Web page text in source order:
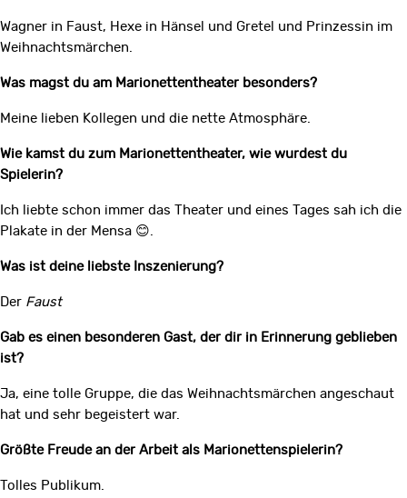
Wagner in Faust, Hexe in Hänsel und Gretel und Prinzessin im
Weihnachtsmärchen.
Was magst du am Marionettentheater besonders?
Meine lieben Kollegen und die nette Atmosphäre.
Wie kamst du zum Marionettentheater, wie wurdest du
Spielerin?
Ich liebte schon immer das Theater und eines Tages sah ich die
Plakate in der Mensa 😊.
Was ist deine liebste Inszenierung?
Der Faust
Gab es einen besonderen Gast, der dir in Erinnerung geblieben
ist?
Ja, eine tolle Gruppe, die das Weihnachtsmärchen angeschaut
hat und sehr begeistert war.
Größte Freude an der Arbeit als Marionettenspielerin?
Tolles Publikum.